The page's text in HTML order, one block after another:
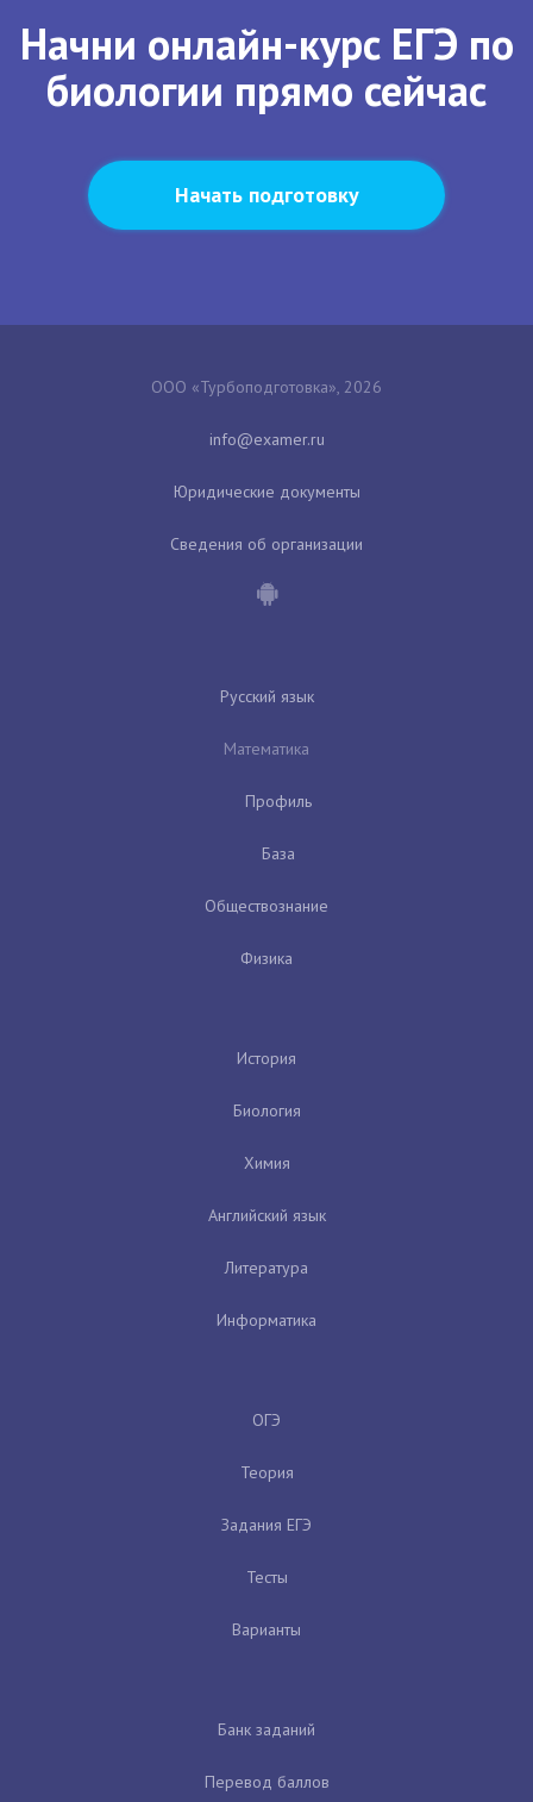
Начни онлайн-курс ЕГЭ по
биологии прямо сейчас
Начать подготовку
ООО «Турбоподготовка», 2026
Юридические документы
Сведения об организации
Русский язык
Математика
Профиль
База
Обществознание
Физика
История
Биология
Химия
Английский язык
Литература
Информатика
ОГЭ
Теория
Задания ЕГЭ
Тесты
Варианты
Банк заданий
Перевод баллов